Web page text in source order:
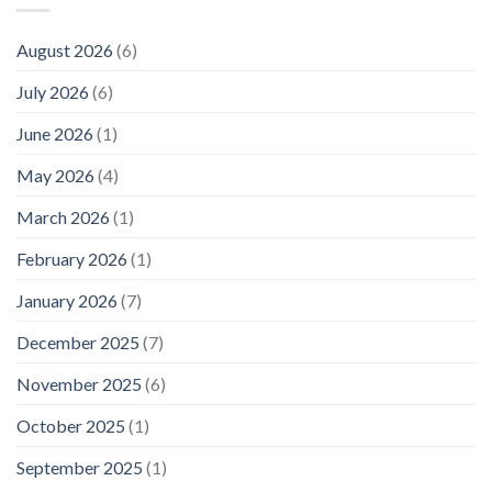
August 2026(6)
July 2026(6)
June 2026(1)
May 2026(4)
March 2026(1)
February 2026(1)
January 2026(7)
December 2025 (7)
November 2025 (6)
October 2025 (1)
September 2025 (1)